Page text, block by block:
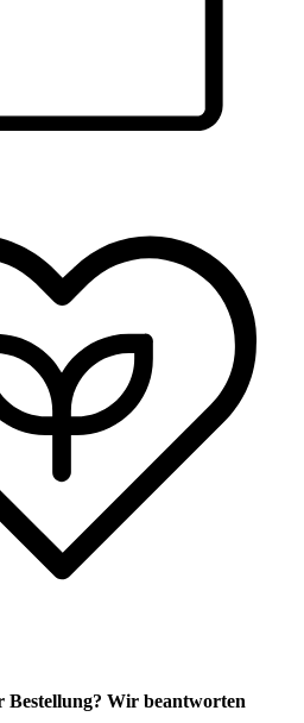
Bestellung? Wir beantworten